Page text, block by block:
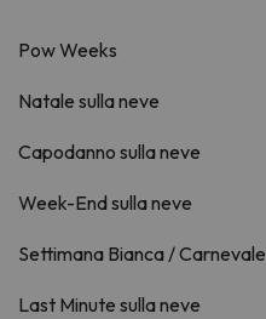
Pow Weeks
Natale sulla neve
Capodanno sulla neve
Week-End sulla neve
Settimana Bianca / Carnevale
Last Minute sulla neve